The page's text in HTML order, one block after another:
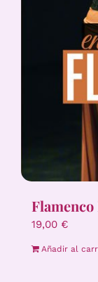
19,00 €
Añadir al